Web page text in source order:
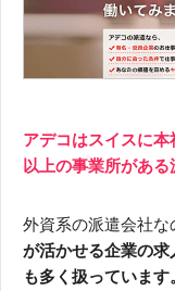
アデコはスイスに
以上の事業所がある
外資系の派遣会社な
が活かせる企業の
も多く扱っています